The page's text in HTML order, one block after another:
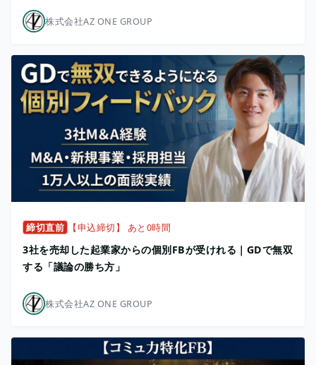
株式会社AZ ONE GROUP
締切直前 【申込締切】 あと0時間
3社を売却した起業家からの個別FBが受けれる｜GDで無双
する「議論の勝ち方」
株式会社AZ ONE GROUP